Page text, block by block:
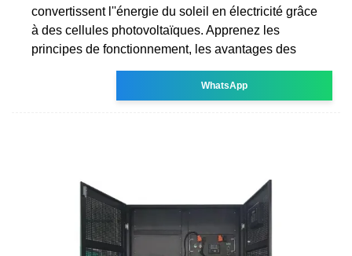
convertissent l''énergie du soleil en électricité grâce
à des cellules photovoltaïques. Apprenez les
principes de fonctionnement, les avantages des
WhatsApp